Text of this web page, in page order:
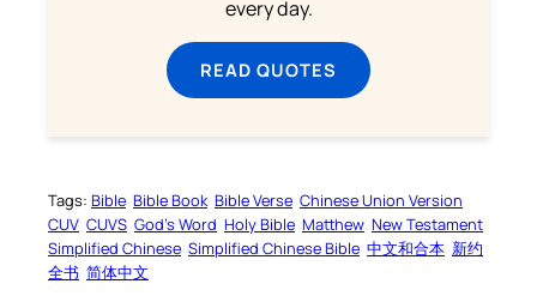
every day.
READ QUOTES
Tags: Bible Bible Book Bible Verse Chinese Union Version
CUV CUVS God’s Word Holy Bible Matthew New Testament
Simplified Chinese Simplified Chinese Bible 中文和合本 新约
全书 简体中文